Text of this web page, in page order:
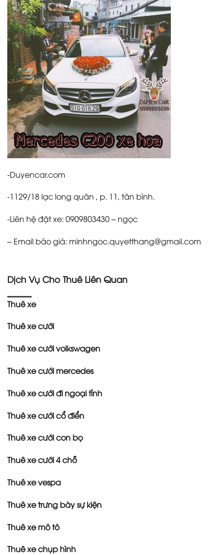
-Duyencar.com
-1129/18 lạc long quân , p. 11, tân bình.
-Liên hệ đặt xe: 0909803430 – ngọc
– Email báo giá: minhngoc.quyetthang@gmail.com
Dịch Vụ Cho Thuê Liên Quan
Thuê xe
Thuê xe cưới
Thuê xe cưới volkswagen
Thuê xe cưới mercedes
Thuê xe cưới đi ngoại tỉnh
Thuê xe cưới cổ điển
Thuê xe cưới con bọ
Thuê xe cưới 4 chỗ
Thuê xe vespa
Thuê xe trưng bày sự kiện
Thuê xe mô tô
Thuê xe chụp hình